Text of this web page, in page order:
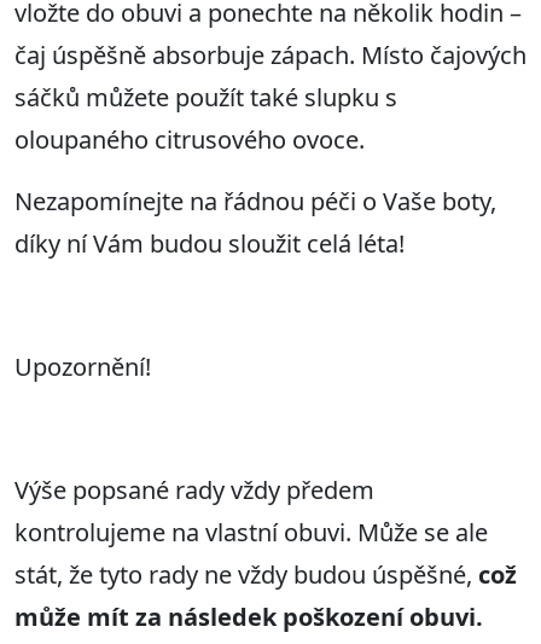
vložte do obuvi a ponechte na několik hodin –
čaj úspěšně absorbuje zápach. Místo čajových
sáčků můžete použít také slupku s
oloupaného citrusového ovoce.
Nezapomínejte na řádnou péči o Vaše boty,
díky ní Vám budou sloužit celá léta!
Upozornění!
Výše popsané rady vždy předem
kontrolujeme na vlastní obuvi. Může se ale
stát, že tyto rady ne vždy budou úspěšné, což
může mít za následek poškození obuvi.